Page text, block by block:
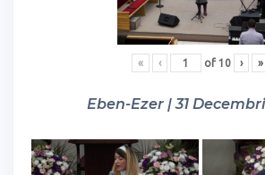
« ‹ of 10 › »
Eben-Ezer | 31